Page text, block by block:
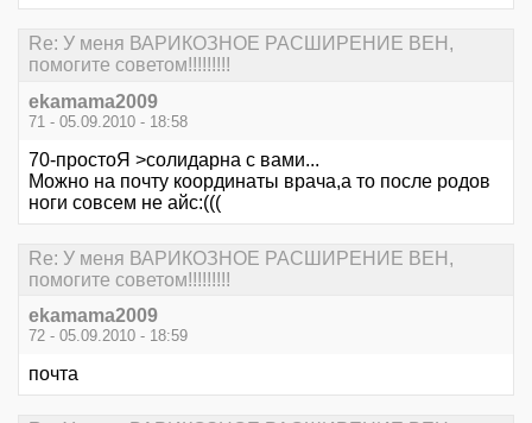
Re: У меня ВАРИКОЗНОЕ РАСШИРЕНИЕ ВЕН,
помогите советом!!!!!!!!!
ekamama2009
71 - 05.09.2010 - 18:58
70-простоЯ >солидарна с вами...
Можно на почту координаты врача,а то после родов
ноги совсем не айс:(((
Re: У меня ВАРИКОЗНОЕ РАСШИРЕНИЕ ВЕН,
помогите советом!!!!!!!!!
ekamama2009
72 - 05.09.2010 - 18:59
почта